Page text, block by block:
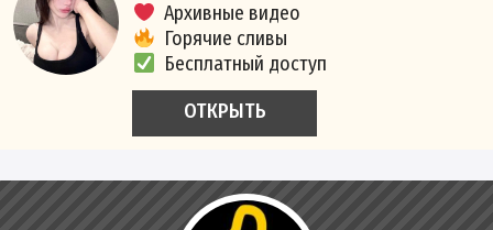
Архивные видео
Горячие сливы
Бесплатный доступ
ОТКРЫТЬ